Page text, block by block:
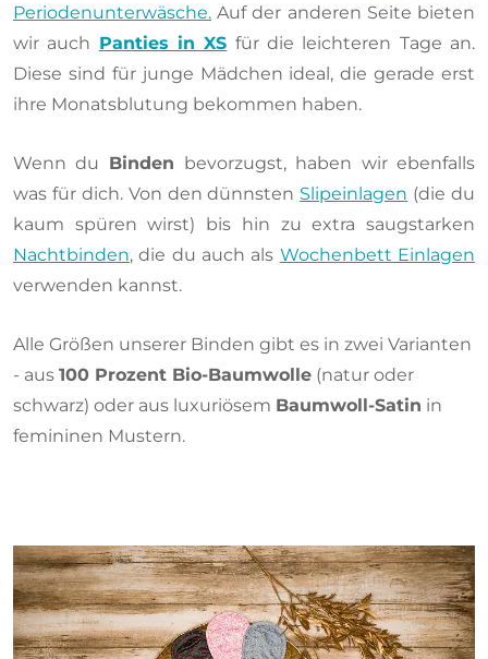
Periodenunterwäsche. Auf der anderen Seite bieten
wir auch Panties in XS für die leichteren Tage an.
Diese sind für junge Mädchen ideal, die gerade erst
ihre Monatsblutung bekommen haben.
Wenn du Binden bevorzugst, haben wir ebenfalls
was für dich. Von den dünnsten Slipeinlagen (die du
kaum spüren wirst) bis hin zu extra saugstarken
Nachtbinden, die du auch als Wochenbett Einlagen
verwenden kannst.
Alle Größen unserer Binden gibt es in zwei Varianten
- aus 100 Prozent Bio-Baumwolle (natur oder
schwarz) oder aus luxuriösem Baumwoll-Satin in
femininen Mustern.